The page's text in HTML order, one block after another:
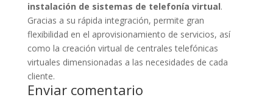
instalación de sistemas de telefonía virtual.
Gracias a su rápida integración, permite gran
flexibilidad en el aprovisionamiento de servicios, así
como la creación virtual de centrales telefónicas
virtuales dimensionadas a las necesidades de cada
cliente.
Enviar comentario